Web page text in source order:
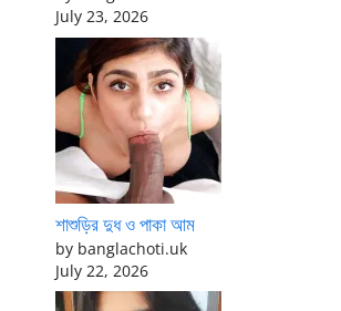
July 23, 2026
শাশুড়ির দুধ ও পাকা আম
by banglachoti.uk
July 22, 2026